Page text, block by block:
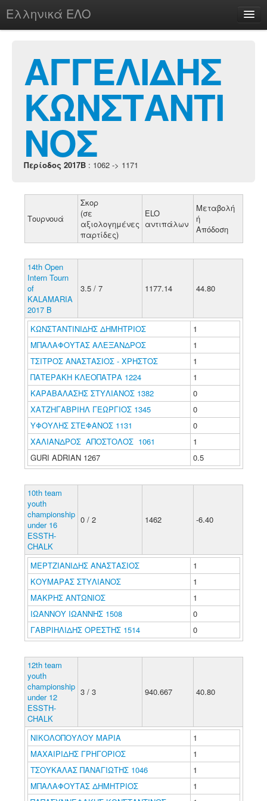
Ελληνικά ΕΛΟ
chesstu.be @ discord
Login
ΑΓΓΕΛΙΔΗΣ
ΚΩΝΣΤΑΝΤΙ
ΝΟΣ
Περίοδος 2017B : 1062 -> 1171
Τουρνουά
Σκορ
(σε
αξιολογημένες
παρτίδες)
ELO
αντιπάλων
Μεταβολή
ή
Απόδοση
14th Open
Intern Tourn
of
KALAMARIA
2017 B
3.5 / 7 1177.14 44.80
ΚΩΝΣΤΑΝΤΙΝΙΔΗΣ ΔΗΜΗΤΡΙΟΣ
1
ΜΠΑΛΑΦΟΥΤΑΣ ΑΛΕΞΑΝΔΡΟΣ
1
ΤΣΙΤΡΟΣ ΑΝΑΣΤΑΣΙΟΣ - ΧΡΗΣΤΟΣ
1
ΠΑΤΕΡΑΚΗ ΚΛΕΟΠΑΤΡΑ 1224
1
ΚΑΡΑΒΑΛΑΣΗΣ ΣΤΥΛΙΑΝΟΣ 1382
0
ΧΑΤΖΗΓΑΒΡΙΗΛ ΓΕΩΡΓΙΟΣ 1345
0
ΥΦΟΥΛΗΣ ΣΤΕΦΑΝΟΣ 1131
0
ΧΑΛΙΑΝΔΡΟΣ ΑΠΟΣΤΟΛΟΣ 1061
1
GURI ADRIAN 1267
0.5
10th team
youth
championship
under 16
ESSTH-
CHALK
0 / 2 1462 -6.40
ΜΕΡΤΖΙΑΝΙΔΗΣ ΑΝΑΣΤΑΣΙΟΣ
1
ΚΟΥΜΑΡΑΣ ΣΤΥΛΙΑΝΟΣ
1
ΜΑΚΡΗΣ ΑΝΤΩΝΙΟΣ
1
ΙΩΑΝΝΟΥ ΙΩΑΝΝΗΣ 1508
0
ΓΑΒΡΙΗΛΙΔΗΣ ΟΡΕΣΤΗΣ 1514
0
12th team
youth
championship
under 12
ESSTH-
CHALK
3 / 3 940.667 40.80
ΝΙΚΟΛΟΠΟΥΛΟΥ ΜΑΡΙΑ
1
ΜΑΧΑΙΡΙΔΗΣ ΓΡΗΓΟΡΙΟΣ
1
ΤΣΟΥΚΑΛΑΣ ΠΑΝΑΓΙΩΤΗΣ 1046
1
ΜΠΑΛΑΦΟΥΤΑΣ ΔΗΜΗΤΡΙΟΣ
1